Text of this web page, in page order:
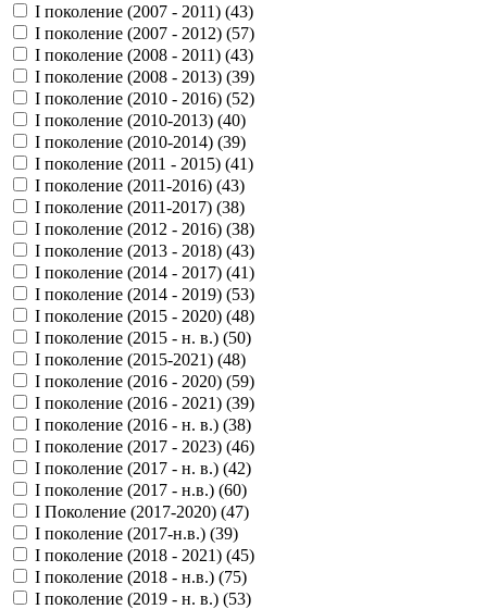
I поколение (2007 - 2011) (43)
I поколение (2007 - 2012) (57)
I поколение (2008 - 2011) (43)
I поколение (2008 - 2013) (39)
I поколение (2010 - 2016) (52)
I поколение (2010-2013) (40)
I поколение (2010-2014) (39)
I поколение (2011 - 2015) (41)
I поколение (2011-2016) (43)
I поколение (2011-2017) (38)
I поколение (2012 - 2016) (38)
I поколение (2013 - 2018) (43)
I поколение (2014 - 2017) (41)
I поколение (2014 - 2019) (53)
I поколение (2015 - 2020) (48)
I поколение (2015 - н. в.) (50)
I поколение (2015-2021) (48)
I поколение (2016 - 2020) (59)
I поколение (2016 - 2021) (39)
I поколение (2016 - н. в.) (38)
I поколение (2017 - 2023) (46)
I поколение (2017 - н. в.) (42)
I поколение (2017 - н.в.) (60)
I Поколение (2017-2020) (47)
I поколение (2017-н.в.) (39)
I поколение (2018 - 2021) (45)
I поколение (2018 - н.в.) (75)
I поколение (2019 - н. в.) (53)